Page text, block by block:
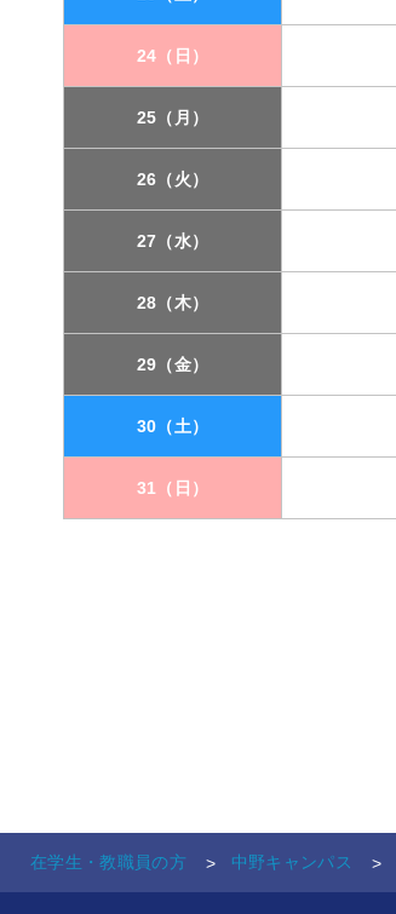
24（日）
25（月）
26（火）
27（水）
28（木）
29（金）
30（土）
31（日）
在学生・教職員の方 中野キャンパス